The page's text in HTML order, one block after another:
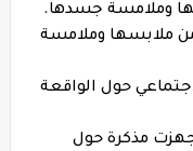
من ملابسها وملامسة
حول الواقعة
جهزت مذكرة حول